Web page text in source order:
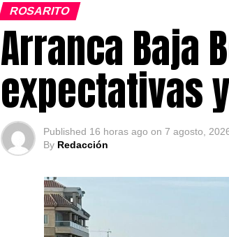
ROSARITO
Arranca Baja
expectativas
Published 16 horas ago on 7 agosto,
By Redacción